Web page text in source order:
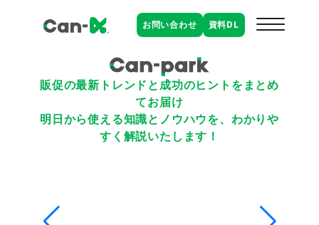
お問い合わせ 資料DL
販促の最新トレンドと成功のヒントをまとめ
てお届け
明日から使える知識とノウハウを、わかりや
すく解説いたします！